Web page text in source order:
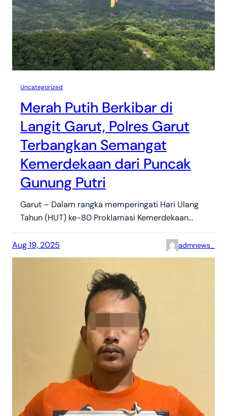
Uncategorized
Merah Putih Berkibar di
Langit Garut, Polres Garut
Terbangkan Semangat
Kemerdekaan dari Puncak
Gunung Putri
Garut – Dalam rangka memperingati Hari Ulang
Tahun (HUT) ke-80 Proklamasi Kemerdekaan…
Aug 19, 2025 admnews_